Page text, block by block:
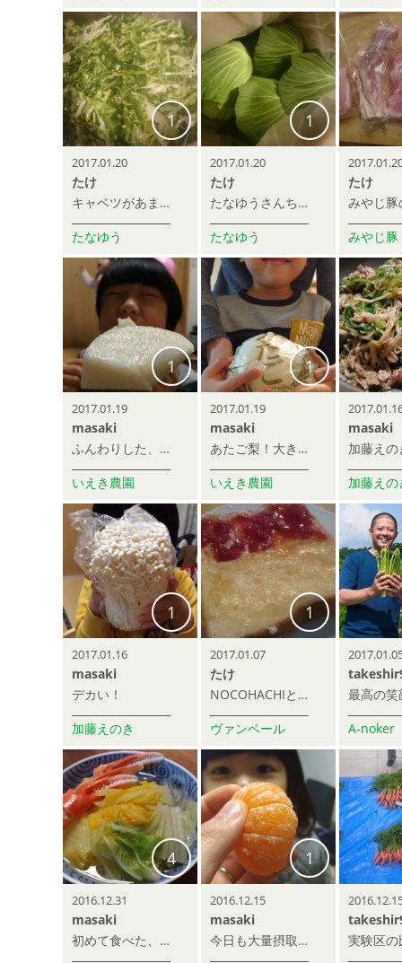
1
2017.01.20
たけ
キャベツがあまりにきれいだったので普段捨てる外葉も低温調理でいただきました！味がすごく濃厚で美味しかった！
たなゆう
1
2017.01.20
たけ
たなゆうさんちの潮風キャベツ！めっちゃ外葉まできれい！！
たなゆう
たけ
みやじ豚
1
2017.01.19
masaki
ふんわりした、巨峰みたいな香りが鼻に抜けて、美味しい！
いえき農園
1
2017.01.19
masaki
あたご梨！大きい！
いえき農園
masaki
加藤えの
1
2017.01.16
masaki
デカい！
加藤えのき
1
2017.01.07
たけ
NOCOHACHIといちごさんのイチゴジャムそしてmaccoのパン！！超絶うまい
ヴァンベール
A-noker
4
2016.12.31
masaki
初めて食べた、オレンジ白菜。柔らかくて甘みが強く感じた。値段は普通の白菜と一緒なのに！
1
2016.12.15
masaki
今日も大量摂取してしまった。止まらない三輪みかん…